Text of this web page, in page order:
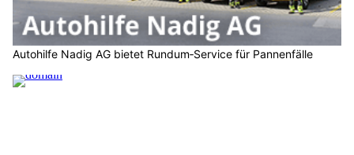
Autohilfe Nadig AG bietet Rundum‑Service für Pannenfälle